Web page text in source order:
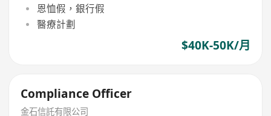
恩恤假，銀行假
醫療計劃
$40K-50K/月
Compliance Officer
金石信託有限公司